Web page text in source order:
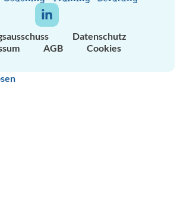
Datenschutz
AGB Cookies